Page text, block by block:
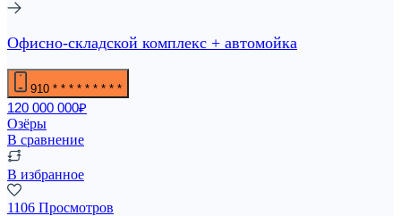
Офисно-складской комплекс + автомойка
910 * * * * * * * * *
120 000 000₽
Озёры
В сравнение
В избранное
1106 Просмотров